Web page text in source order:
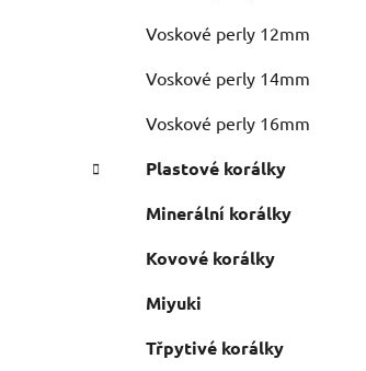
Voskové perly 12mm
Voskové perly 14mm
Voskové perly 16mm
Plastové korálky
Minerální korálky
Kovové korálky
Miyuki
Třpytivé korálky